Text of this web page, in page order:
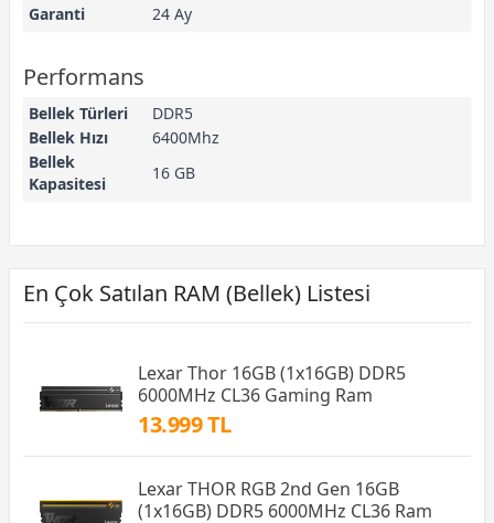
Garanti
24 Ay
Performans
Bellek Türleri
DDR5
Bellek Hızı
6400Mhz
Bellek
Kapasitesi
16 GB
En Çok Satılan RAM (Bellek) Listesi
Lexar Thor 16GB (1x16GB) DDR5
6000MHz CL36 Gaming Ram
13.999 TL
Lexar THOR RGB 2nd Gen 16GB
(1x16GB) DDR5 6000MHz CL36 Ram